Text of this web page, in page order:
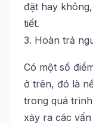
đặt hay
tiết.
3. Hoàn trả
Có một số
ở trên, đó là
trong quá
xảy ra các